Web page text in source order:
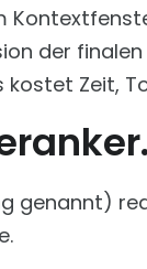
der
Zeit,
genannt)